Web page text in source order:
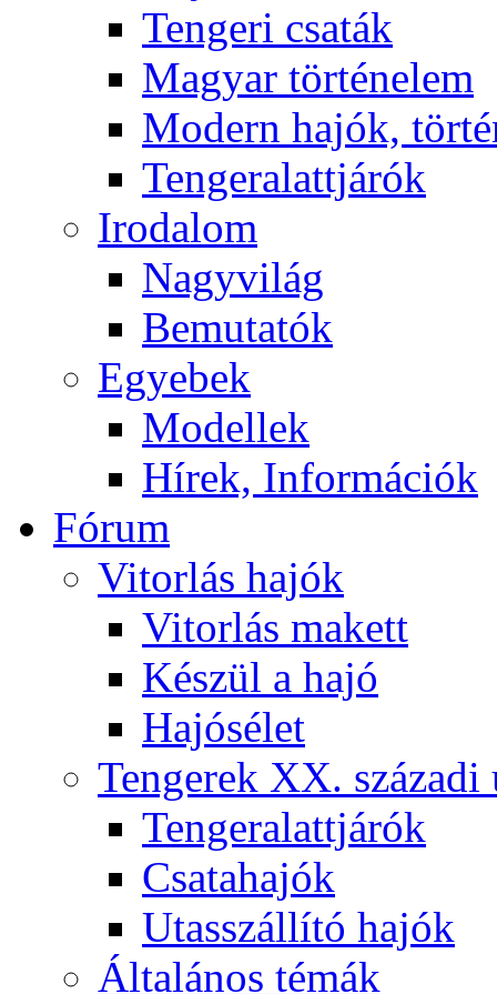
Tengeri csaták
Magyar történelem
Modern hajók,
Tengeralattjárók
Irodalom
Nagyvilág
Bemutatók
Egyebek
Modellek
Hírek, Információk
Fórum
Vitorlás hajók
Vitorlás makett
Készül a hajó
Hajósélet
Tengerek XX. századi
Tengeralattjárók
Csatahajók
Utasszállító hajók
Általános témák